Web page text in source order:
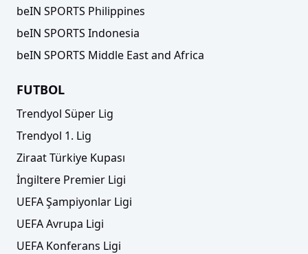
beIN SPORTS Philippines
beIN SPORTS Indonesia
beIN SPORTS Middle East and Africa
FUTBOL
Trendyol Süper Lig
Trendyol 1. Lig
Ziraat Türkiye Kupası
İngiltere Premier Ligi
UEFA Şampiyonlar Ligi
UEFA Avrupa Ligi
UEFA Konferans Ligi